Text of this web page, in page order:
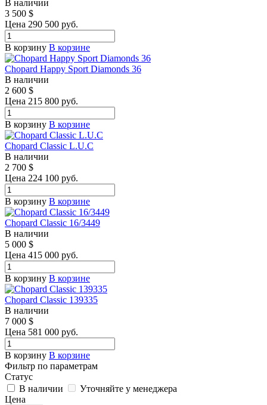
В наличии
3 500 $
Цена 290 500 руб.
В корзину В корзине
Chopard Happy Sport Diamonds 36
В наличии
2 600 $
Цена 215 800 руб.
В корзину В корзине
Chopard Classic L.U.C
В наличии
2 700 $
Цена 224 100 руб.
В корзину В корзине
Chopard Classic 16/3449
В наличии
5 000 $
Цена 415 000 руб.
В корзину В корзине
Chopard Classic 139335
В наличии
7 000 $
Цена 581 000 руб.
В корзину В корзине
Фильтр по параметрам
Статус
В наличии
Уточняйте у менеджера
Цена